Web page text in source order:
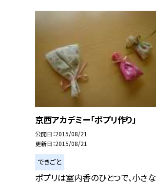
京西アカデミー「ポプリ作り」
公開日 2015/08/21
更新日 2015/08/21
できごと
ポプリは室内香のひとつで、小さな